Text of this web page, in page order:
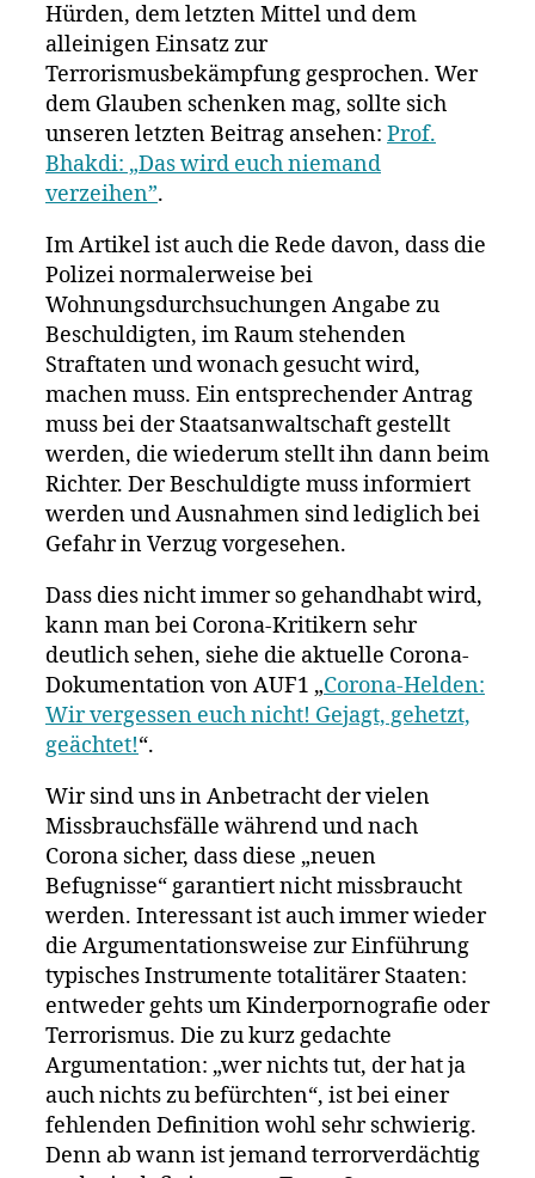
Hürden, dem letzten Mittel und dem
alleinigen Einsatz zur
Terrorismusbekämpfung gesprochen. Wer
dem Glauben schenken mag, sollte sich
unseren letzten Beitrag ansehen: Prof.
Bhakdi: „Das wird euch niemand
verzeihen”.
Im Artikel ist auch die Rede davon, dass die
Polizei normalerweise bei
Wohnungsdurchsuchungen Angabe zu
Beschuldigten, im Raum stehenden
Straftaten und wonach gesucht wird,
machen muss. Ein entsprechender Antrag
muss bei der Staatsanwaltschaft gestellt
werden, die wiederum stellt ihn dann beim
Richter. Der Beschuldigte muss informiert
werden und Ausnahmen sind lediglich bei
Gefahr in Verzug vorgesehen.
Dass dies nicht immer so gehandhabt wird,
kann man bei Corona-Kritikern sehr
deutlich sehen, siehe die aktuelle Corona-
Dokumentation von AUF1 „Corona-Helden:
Wir vergessen euch nicht! Gejagt, gehetzt,
geächtet!“.
Wir sind uns in Anbetracht der vielen
Missbrauchsfälle während und nach
Corona sicher, dass diese „neuen
Befugnisse“ garantiert nicht missbraucht
werden. Interessant ist auch immer wieder
die Argumentationsweise zur Einführung
typisches Instrumente totalitärer Staaten:
entweder gehts um Kinderpornografie oder
Terrorismus. Die zu kurz gedachte
Argumentation: „wer nichts tut, der hat ja
auch nichts zu befürchten“, ist bei einer
fehlenden Definition wohl sehr schwierig.
Denn ab wann ist jemand terrorverdächtig